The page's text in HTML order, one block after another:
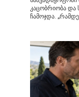
კაცობრიობა და
ჩამოჯდა.